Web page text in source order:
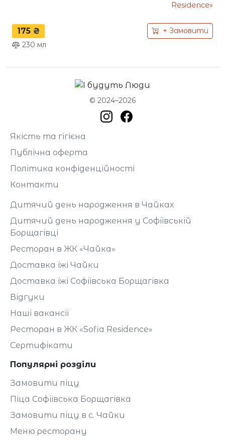
Residence»
175 ₴
+ Замовити
230 мл
© 2024–2026
Якість та гігієна
Публічна оферта
Політика конфіденційності
Контакти
Дитячий день народження в Чайках
Дитячий день народження у Софіївській
Борщагівці
Ресторан в ЖК «Чайка»
Доставка їжі Чайки
Доставка їжі Софіївська Борщагівка
Відгуки
Наші вакансії
Ресторан в ЖК «Sofia Residence»
Сертифікати
Популярні розділи
Замовити піцу
Піца Софіївська Борщагівка
Замовити піцу в с. Чайки
Меню ресторану